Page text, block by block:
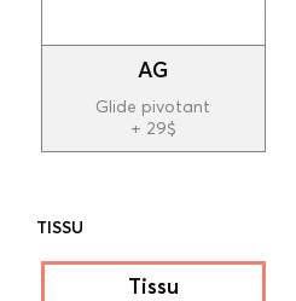
AG
Glide pivotant
+ 29$
TISSU
Tissu